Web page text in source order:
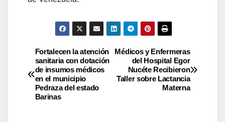
Médicos y Enfermeras
del Hospital Egor
Nucéte Recibieron
Taller sobre Lactancia
Materna
Fortalecen la atención
sanitaria con dotación
de insumos médicos
en el municipio
Pedraza del estado
Barinas